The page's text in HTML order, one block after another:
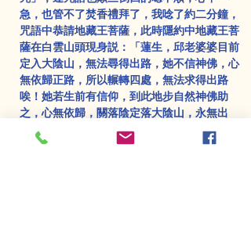
急，也管不了焚香禮拜了，我唸了約二分鐘，
咒語中恭請地藏王菩薩，此時隱約中地藏王菩
薩在白雲山頭現身説：「蓮生，邱老婆婆目前
定入大陰山，無法尋得出路，她不信神佛，心
無依歸正路，所以輾轉四處，無法求得出路
唉！她若生前有信仰，到此地步自然神佛助
之，心無依歸，關落陰定落大陰山，永無出
期。」
「菩薩，你得救助，她穿青衣，是瑤池金母的